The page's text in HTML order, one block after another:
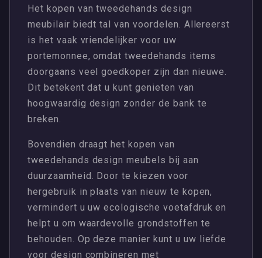
Het kopen van tweedehands design
meubilair biedt tal van voordelen. Allereerst
is het vaak vriendelijker voor uw
portemonnee, omdat tweedehands items
doorgaans veel goedkoper zijn dan nieuwe.
Dit betekent dat u kunt genieten van
hoogwaardig design zonder de bank te
breken.
Bovendien draagt het kopen van
tweedehands design meubels bij aan
duurzaamheid. Door te kiezen voor
hergebruik in plaats van nieuw te kopen,
vermindert u uw ecologische voetafdruk en
helpt u om waardevolle grondstoffen te
behouden. Op deze manier kunt u uw liefde
voor design combineren met